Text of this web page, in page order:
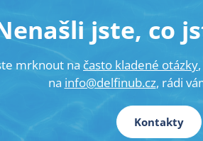
jste, co
mrknout na často kladené otázky
na info@delfinub.cz, rádi
Kontakty